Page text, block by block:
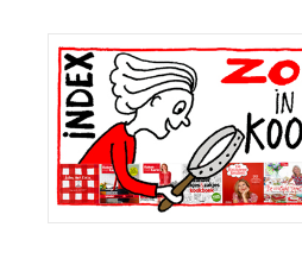
Primaire
Sidebar